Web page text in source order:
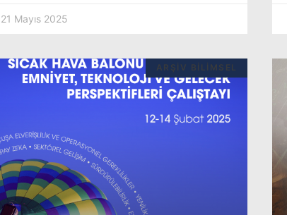
21 Mayıs 2025
ARŞIV BILIMSEL